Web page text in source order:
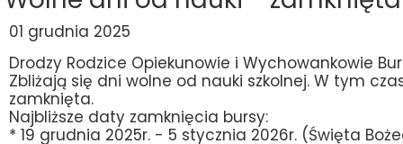
01 grudnia 2025
Drodzy Rodzice Opiekunowie i Wychowankowie
Zbliżają się dni wolne od nauki szkolnej. W tym
zamknięta.
Najbliższe daty zamknięcia bursy:
* 19 grudnia 2025r. - 5 stycznia 2026r. (Święta